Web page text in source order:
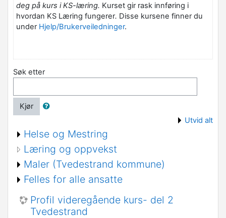
deg på kurs i KS-læring. Kurset gir rask innføring i
hvordan KS Læring fungerer. Disse kursene finner du
under Hjelp/Brukerveiledninger.
Søk etter
Kjør
Utvid alt
Helse og Mestring
Læring og oppvekst
Maler (Tvedestrand kommune)
Felles for alle ansatte
Profil videregående kurs- del 2
Tvedestrand